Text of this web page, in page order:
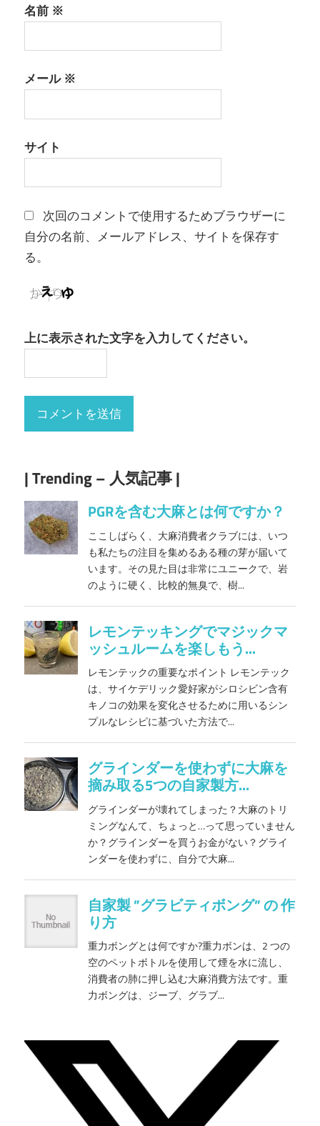
名前 ※
メール※
サイト
次回のコメントで使用するためブラウザーに
自分の名前、メールアドレス、サイトを保存す
る。
上に表示された文字を入力してください。
| Trending – 人気記事 |